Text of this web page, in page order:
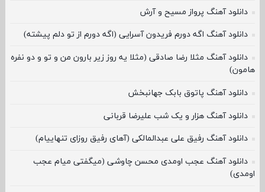
دانلود آهنگ پرواز مسیح و آرش
دانلود آهنگ اگه دورم فریدون آسرایی (اگه دورم از تو دلم پیشته)
دانلود آهنگ مثلا رضا صادقی (مثلا یه روز زیر بارون من و تو و دو نفره
هامون)
دانلود آهنگ پاتوق بابک جهانبخش
دانلود آهنگ هزار و یک شب علیرضا قربانی
دانلود آهنگ رفیق علی عبدالمالکی (آهای رفیق روزای تنهاییام)
دانلود آهنگ عجب اومدی محسن چاوشی (میگفتی میام عجب
اومدی)